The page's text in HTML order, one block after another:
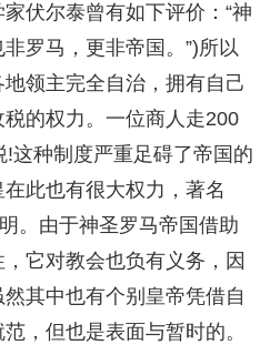
伏尔泰曾有如下评价：“神
罗马，更非帝国。”)所以
领主完全自治，拥有自己
的权力。一位商人走200
这种制度严重足碍了帝国的
此也有很大权力，著名
。由于神圣罗马帝国借助
它对教会也负有义务，因
其中也有个别皇帝凭借自
，但也是表面与暂时的。